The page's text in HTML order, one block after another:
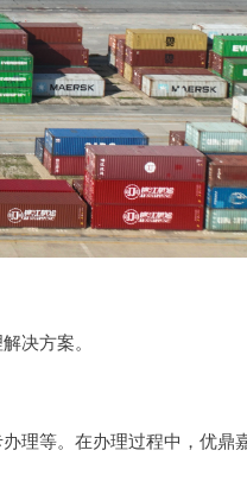
决方案。
理等。在办理过程中，优鼎